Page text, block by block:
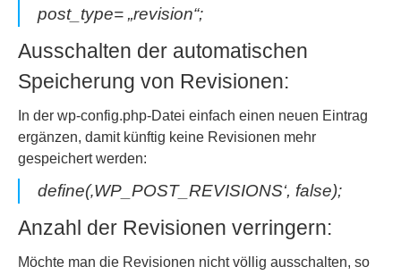
post_type= „revision“;
Ausschalten der automatischen
Speicherung von Revisionen:
In der wp-config.php-Datei einfach einen neuen Eintrag
ergänzen, damit künftig keine Revisionen mehr
gespeichert werden:
define(‚WP_POST_REVISIONS‘, false);
Anzahl der Revisionen verringern:
Möchte man die Revisionen nicht völlig ausschalten, so